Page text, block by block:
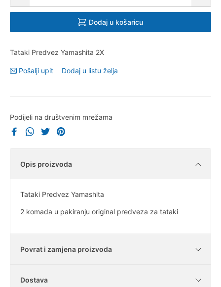
Dodaj u košaricu
Tataki Predvez Yamashita 2X
Pošalji upit Dodaj u listu želja
Podijeli na društvenim mrežama
Opis proizvoda
Tataki Predvez Yamashita
2 komada u pakiranju original predveza za tataki
Povrat i zamjena proizvoda
Dostava